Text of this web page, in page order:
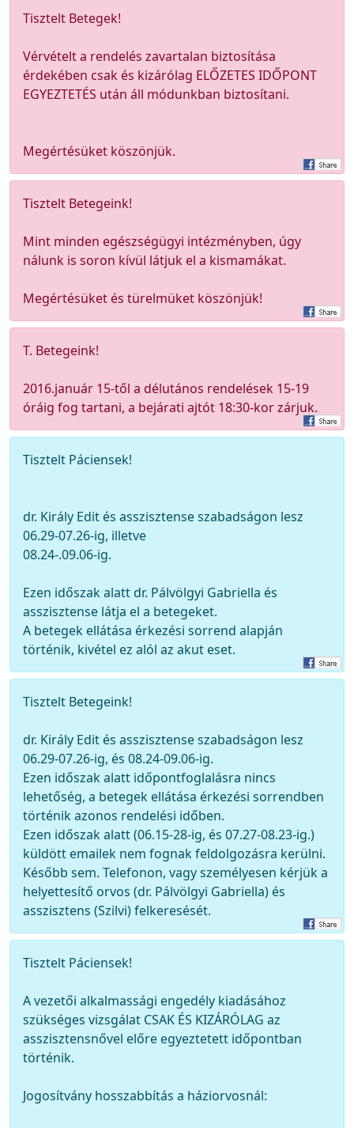
Tisztelt Betegek!
Vérvételt a rendelés zavartalan biztosítása
érdekében csak és kizárólag ELŐZETES IDŐPONT
EGYEZTETÉS után áll módunkban biztosítani.
Megértésüket köszönjük.
Tisztelt Betegeink!
Mint minden egészségügyi intézményben, úgy
nálunk is soron kívül látjuk el a kismamákat.
Megértésüket és türelmüket köszönjük!
T. Betegeink!
2016.január 15-től a délutános rendelések 15-19
óráig fog tartani, a bejárati ajtót 18:30-kor zárjuk.
Tisztelt Páciensek!
dr. Király Edit és asszisztense szabadságon lesz
06.29-07.26-ig, illetve
08.24-.09.06-ig.
Ezen időszak alatt dr. Pálvölgyi Gabriella és
asszisztense látja el a betegeket.
A betegek ellátása érkezési sorrend alapján
történik, kivétel ez alól az akut eset.
Tisztelt Betegeink!
dr. Király Edit és asszisztense szabadságon lesz
06.29-07.26-ig, és 08.24-09.06-ig.
Ezen időszak alatt időpontfoglalásra nincs
lehetőség, a betegek ellátása érkezési sorrendben
történik azonos rendelési időben.
Ezen időszak alatt (06.15-28-ig, és 07.27-08.23-ig.)
küldött emailek nem fognak feldolgozásra kerülni.
Később sem. Telefonon, vagy személyesen kérjük a
helyettesítő orvos (dr. Pálvölgyi Gabriella) és
asszisztens (Szilvi) felkeresését.
Tisztelt Páciensek!
A vezetői alkalmassági engedély kiadásához
szükséges vizsgálat CSAK ÉS KIZÁRÓLAG az
asszisztensnővel előre egyeztetett időpontban
történik.
Jogosítvány hosszabbítás a háziorvosnál: